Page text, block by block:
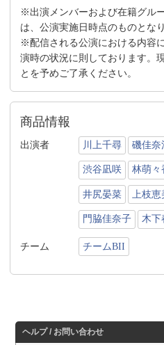
※出演メンバーおよび在籍グル
は、公演実施日時点のものとなり
※配信される公演における内容
演時の状況に則しております。
とを予めご了承ください。
商品情報
出演者 川上千尋 磯佳奈
渋谷凪咲 林萌々
井尻晏菜 上枝
門脇佳奈子 木下
チーム チームBII
ヘルプ / お問い合わせ